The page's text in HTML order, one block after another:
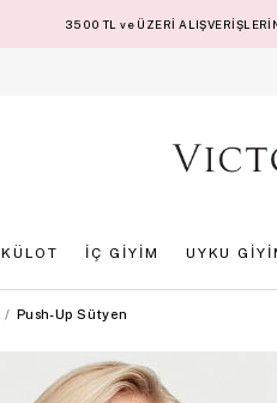
3500 TL ve ÜZERİ
KÜLOT İÇ GİYİM UYKU
Push-Up Sütyen